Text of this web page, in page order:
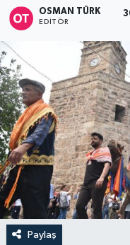
OSMAN TÜRK
EDITÖR
Paylaş